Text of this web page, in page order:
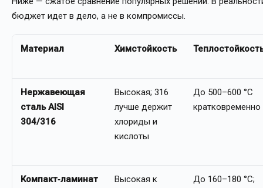
бюджет идет в дело, а не в компромиссы.
Материал Химстойкость
Нержавеющая
сталь AISI
304/316
Высокая; 316
лучше держит
хлориды и
кислоты
До 500–600 °C
кратковременно
Компакт‑ламинат
Высокая к
До 160–180 °C;